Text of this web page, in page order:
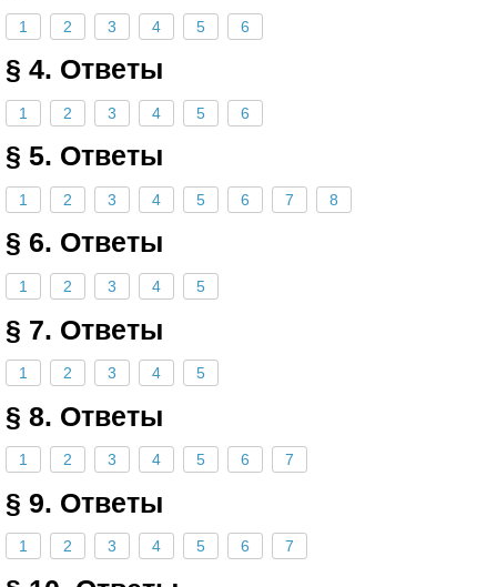
1 2 3 4 5 6
§ 4. Ответы
1 2 3 4 5 6
§ 5. Ответы
1 2 3 4 5 6 7 8
§ 6. Ответы
1 2 3 4 5
§ 7. Ответы
1 2 3 4 5
§ 8. Ответы
1 2 3 4 5 6 7
§ 9. Ответы
1 2 3 4 5 6 7